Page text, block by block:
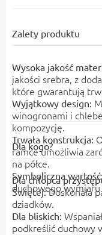
Zalety produktu
Wysoka jakość
jakości srebra, z
które gwarantują
Wyjątkowy design:
winogronami i
kompozycję.
Trwała konstrukcja:
ramce umożliwia
na półce.
Symboliczna wartość:
duchowego
Dla kogo?
Dla chłopca
Świętej:Doskonała
dziadków.
Dla bliskich:
podkreślić duchowy